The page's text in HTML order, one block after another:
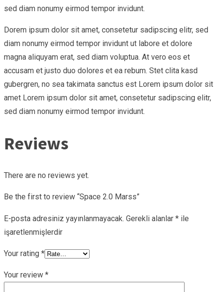
sed diam nonumy eirmod tempor invidunt.
Dorem ipsum dolor sit amet, consetetur sadipscing elitr, sed
diam nonumy eirmod tempor invidunt ut labore et dolore
magna aliquyam erat, sed diam voluptua. At vero eos et
accusam et justo duo dolores et ea rebum. Stet clita kasd
gubergren, no sea takimata sanctus est Lorem ipsum dolor sit
amet Lorem ipsum dolor sit amet, consetetur sadipscing elitr,
sed diam nonumy eirmod tempor invidunt.
Reviews
There are no reviews yet.
Be the first to review “Space 2.0 Marss”
E-posta adresiniz yayınlanmayacak. Gerekli alanlar * ile
işaretlenmişlerdir
Your rating *
Your review *